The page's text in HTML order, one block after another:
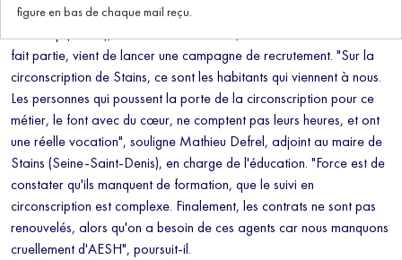
Face au manque d'accompagnants des élèves en situation de
fait partie, vient de lancer une campagne de recrutement. "Sur la
circonscription de Stains, ce sont les habitants qui viennent à nous.
Les personnes qui poussent la porte de la circonscription pour ce
métier, le font avec du cœur, ne comptent pas leurs heures, et ont
une réelle vocation", souligne Mathieu Defrel, adjoint au maire de
Stains (Seine-Saint-Denis), en charge de l'éducation. "Force est de
constater qu'ils manquent de formation, que le suivi en
circonscription est complexe. Finalement, les contrats ne sont pas
renouvelés, alors qu'on a besoin de ces agents car nous manquons
cruellement d'AESH", poursuit-il.
figure en bas de chaque mail reçu.